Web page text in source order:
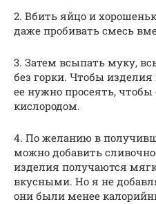
2. Вбить яйцо и
даже пробивать смесь
3. Затем всыпать муку,
без горки. Чтобы
ее нужно просеять,
кислородом.
4. По желанию в
можно добавить
изделия получаются
вкусными. Но я не
они были менее